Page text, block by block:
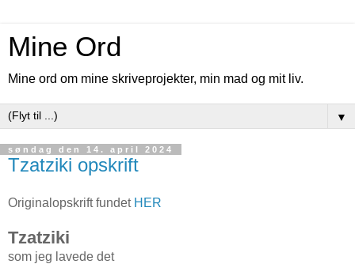
Mine Ord
Mine ord om mine skriveprojekter, min mad og mit liv.
▼
søndag den 14. april 2024
Tzatziki opskrift
Originalopskrift fundet HER
Tzatziki
som jeg lavede det